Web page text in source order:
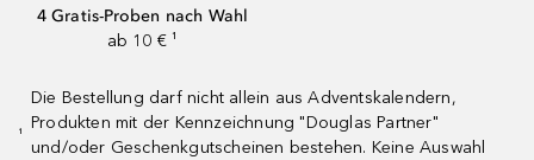
4 Gratis-Proben nach Wahl
ab 10 € ¹
¹
Die Bestellung darf nicht allein aus Adventskalendern,
Produkten mit der Kennzeichnung "Douglas Partner"
und/oder Geschenkgutscheinen bestehen. Keine Auswahl